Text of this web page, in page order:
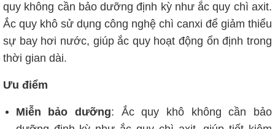
quy không cần bảo dưỡng định kỳ như ắc quy chì axit.
Ắc quy khô sử dụng công nghệ chì canxi để giảm thiểu
sự bay hơi nước, giúp ắc quy hoạt động ổn định trong
thời gian dài.
Ưu điểm
Miễn bảo dưỡng: Ắc quy khô không cần bảo